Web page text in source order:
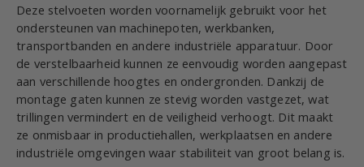
Deze stelvoeten worden voornamelijk gebruikt voor het
ondersteunen van machinepoten, werkbanken,
transportbanden en andere industriële apparatuur. Door
de verstelbaarheid kunnen ze eenvoudig worden aangepast
aan verschillende hoogtes en ondergronden. Dankzij de
montage gaten kunnen ze stevig worden vastgezet, wat
trillingen vermindert en de veiligheid verhoogt. Dit maakt
ze onmisbaar in productiehallen, werkplaatsen en andere
industriële omgevingen waar stabiliteit van groot belang is.